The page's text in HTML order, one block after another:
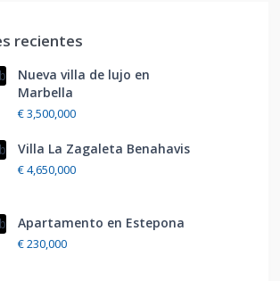
recientes
Nueva villa de lujo en
Marbella
€ 3,500,000
Villa La Zagaleta Benahavis
€ 4,650,000
Apartamento en Estepona
€ 230,000